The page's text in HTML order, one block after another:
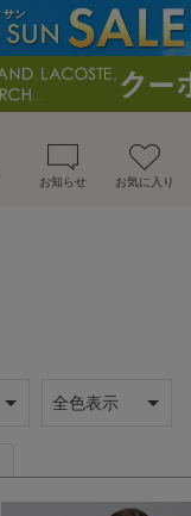
お知らせ お気に入り